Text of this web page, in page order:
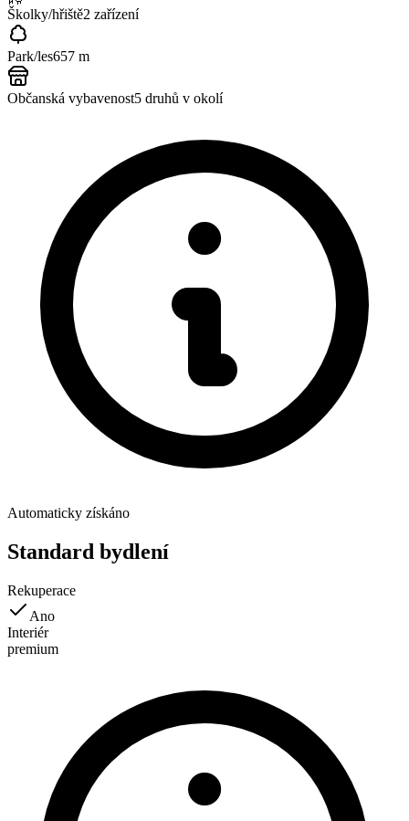
Školky/hřiště2 zařízení
Park/les657 m
Občanská vybavenost5 druhů v okolí
Automaticky získáno
Standard bydlení
Rekuperace
Ano
Interiér
premium